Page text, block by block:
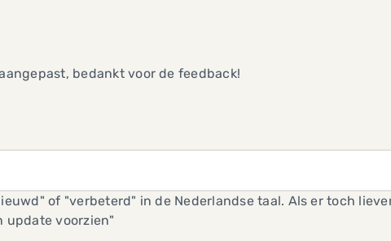
bedankt voor de feedback!
of "verbeterd" in de Nederlandse taal. Als er toch
update voorzien"